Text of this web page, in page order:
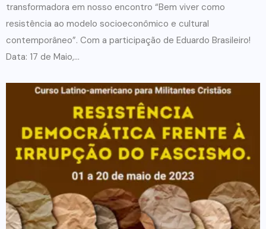
transformadora em nosso encontro “Bem viver como
resistência ao modelo socioeconômico e cultural
contemporâneo”. Com a participação de Eduardo Brasileiro!
Data: 17 de Maio,...